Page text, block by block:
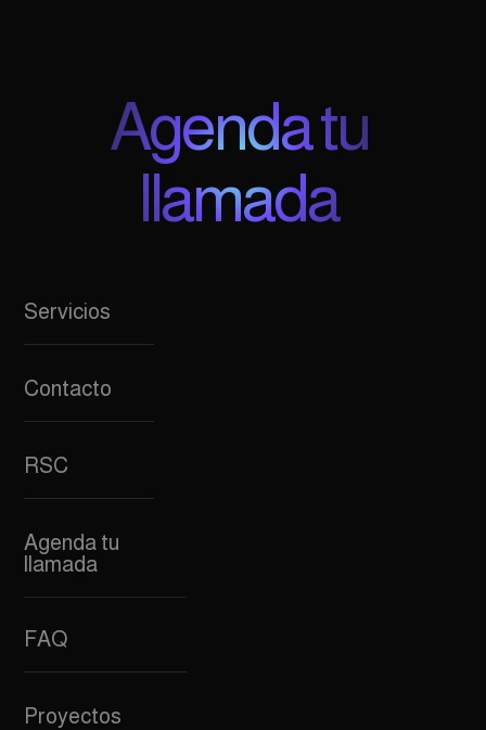
Agenda tu
llamada
Servicios
Contacto
RSC
Agenda tu
llamada
FAQ
Proyectos